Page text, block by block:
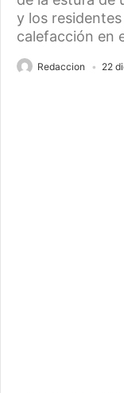
y los
calefacción en
Redaccion 22